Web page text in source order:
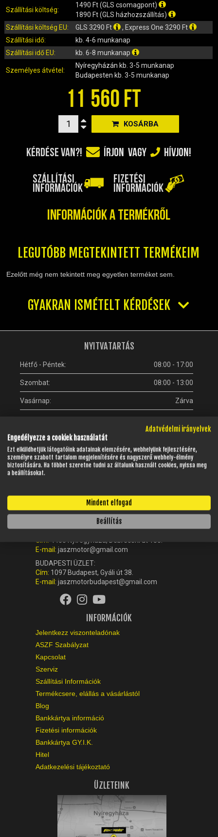
IZZÓ (ROBOGÓ, QUAD, MOTOR)
KARBURÁTOROK ÉS ALKATRÉSZEIK
KENŐANYAGOK, TISZTÍTÓK, ÁPOLÓK
KIEGÉSZÍTŐK
KILÓMÉTERÓRA ÉS ALKATRÉSZEI
KORMÁNY ÉS ALKATRÉSZEI
LÁMPÁK, BÚRÁK
MOTORBLOKK KOMPLETT
SZERSZÁMOK
RUHÁZAT, VÉDŐFELSZERELÉSEK
TELESZKÓP ÉS ALKATRÉSZEI
TÜKRÖK (UNIVERZÁLIS)
ZÁRAK, GYÚJTÁSKAPCSOLÓK
%KÉSZLET KISÖPRÉS%
Szállítási költség:
1490 Ft (GLS csomagpont)
1890 Ft (GLS házhozszállítás)
Szállítási költség EU:
GLS 3290 Ft
, Express One 3290 Ft
Szállítási idő:
kb. 4-6 munkanap
Szállítási idő EU:
kb. 6-8 munkanap
Személyes átvétel:
Nyíregyházán kb. 3-5 munkanap
Budapesten kb. 3-5 munkanap
11 560 FT
KOSÁRBA
KÉRDÉSE VAN?! ÍRJON VAGY HÍVJON!
SZÁLLÍTÁSI
INFORMÁCIÓK
FIZETÉSI
INFORMÁCIÓK
Információk a termékről
LEGUTÓBB MEGTEKINTETT TERMÉKEIM
Ezelőtt még nem tekintett meg egyetlen terméket sem.
GYAKRAN ISMÉTELT KÉRDÉSEK
NYITVATARTÁS
Hétfő - Péntek: 08:00 - 17:00
Szombat: 08:00 - 13:00
Vasárnap: Zárva
Ügyfélszolgálat (központ):
NYÍREGYHÁZI ÜZLET:
Cím: 4405 Nyíregyháza, Debreceni út 180.
E-mail: jaszmotor@gmail.com
BUDAPESTI ÜZLET:
Cím: 1097 Budapest, Gyáli út 38.
E-mail: jaszmotorbudapest@gmail.com
INFORMÁCIÓK
Jelentkezz viszonteladónak
ASZF Szabályzat
Kapcsolat
Szerviz
Szállítási Információk
Termékcsere, elállás a vásárlástól
Blog
Bankkártya információ
Fizetési információk
Bankkártya GY.I.K.
Hitel
Adatkezelési tájékoztató
ÜZLETEINK
Adatvédelmi irányelvek
Engedélyezze a cookiek használatát
Ezt elküldhetjük látogatóink adatainak elemzésére, webhelyünk fejlesztésére,
személyre szabott tartalom megjelenítésére és nagyszerű webhely-élmény
biztosítására. Ha többet szeretne tudni az általunk használt cookies, nyissa meg
a beállításokat.
Mindent elfogad
Beállítás